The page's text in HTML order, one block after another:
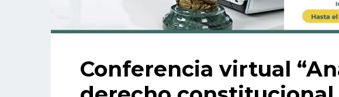
Conferencia virtual